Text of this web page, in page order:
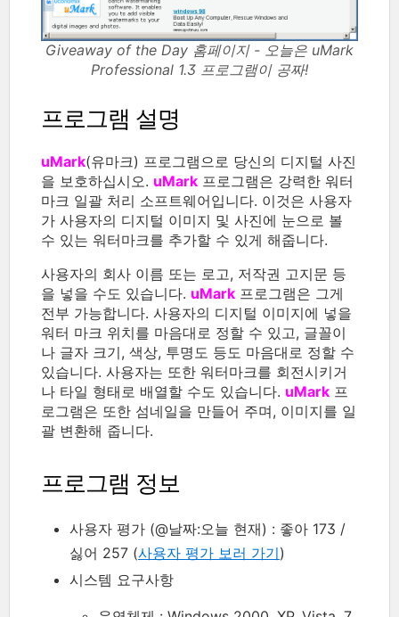
Giveaway of the Day 홈페이지 - 오늘은 uMark
Professional 1.3 프로그램이 공짜!
프로그램 설명
uMark(유마크) 프로그램으로 당신의 디지털 사진
을 보호하십시오. uMark 프로그램은 강력한 워터
마크 일괄 처리 소프트웨어입니다. 이것은 사용자
가 사용자의 디지털 이미지 및 사진에 눈으로 볼
수 있는 워터마크를 추가할 수 있게 해줍니다.
사용자의 회사 이름 또는 로고, 저작권 고지문 등
을 넣을 수도 있습니다. uMark 프로그램은 그게
전부 가능합니다. 사용자의 디지털 이미지에 넣을
워터 마크 위치를 마음대로 정할 수 있고, 글꼴이
나 글자 크기, 색상, 투명도 등도 마음대로 정할 수
있습니다. 사용자는 또한 워터마크를 회전시키거
나 타일 형태로 배열할 수도 있습니다. uMark 프
로그램은 또한 섬네일을 만들어 주며, 이미지를 일
괄 변환해 줍니다.
프로그램 정보
사용자 평가 (@날짜:오늘 현재) : 좋아 173 /
싫어 257 (사용자 평가 보러 가기)
시스템 요구사항